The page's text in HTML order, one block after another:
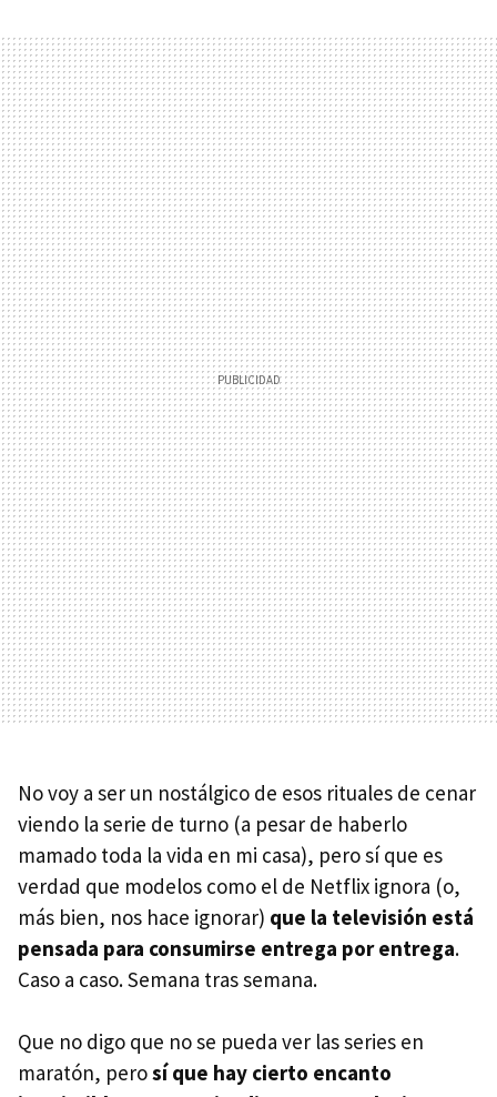
No voy a ser un nostálgico de esos rituales de cenar
viendo la serie de turno (a pesar de haberlo
mamado toda la vida en mi casa), pero sí que es
verdad que modelos como el de Netflix ignora (o,
más bien, nos hace ignorar) que la televisión está
pensada para consumirse entrega por entrega.
Caso a caso. Semana tras semana.
Que no digo que no se pueda ver las series en
maratón, perosí que hay cierto encanto